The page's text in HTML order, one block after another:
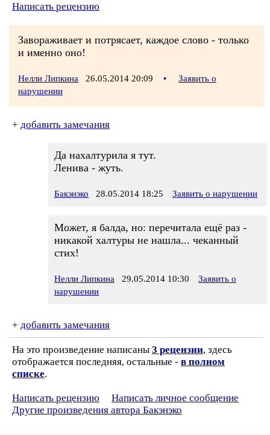
Написать рецензию
Завораживает и потрясает, каждое слово - только
и именно оно!
Нелли Липкина 26.05.2014 20:09 •
Заявить о
нарушении
+ добавить замечания
Да нахалтурила я тут.
Ленива - жуть.
Бакэнэко 28.05.2014 18:25 Заявить о нарушении
Может, я балда, но: перечитала ещё раз -
никакой халтуры не нашла... чеканный
стих!
Нелли Липкина 29.05.2014 10:30
Заявить о
нарушении
+ добавить замечания
На это произведение написаны 3 рецензии, здесь
отображается последняя, остальные - в полном
списке.
Написать рецензию
Написать личное сообщение
Другие произведения автора Бакэнэко